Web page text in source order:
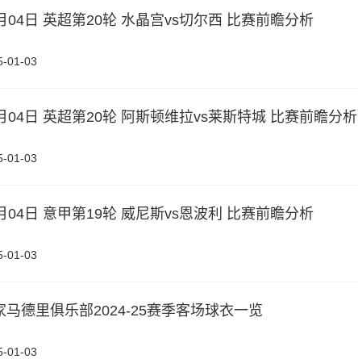
04日 英超第20轮 水晶宫vs切尔西 比赛前瞻分析
01-03
04日 英超第20轮 阿斯顿维拉vs莱斯特城 比赛前瞻分析
01-03
04日 意甲第19轮 威尼斯vs恩波利 比赛前瞻分析
01-03
马德里俱乐部2024-25赛季客场球衣一览
01-03